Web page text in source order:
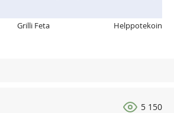
Grilli Feta
5 150